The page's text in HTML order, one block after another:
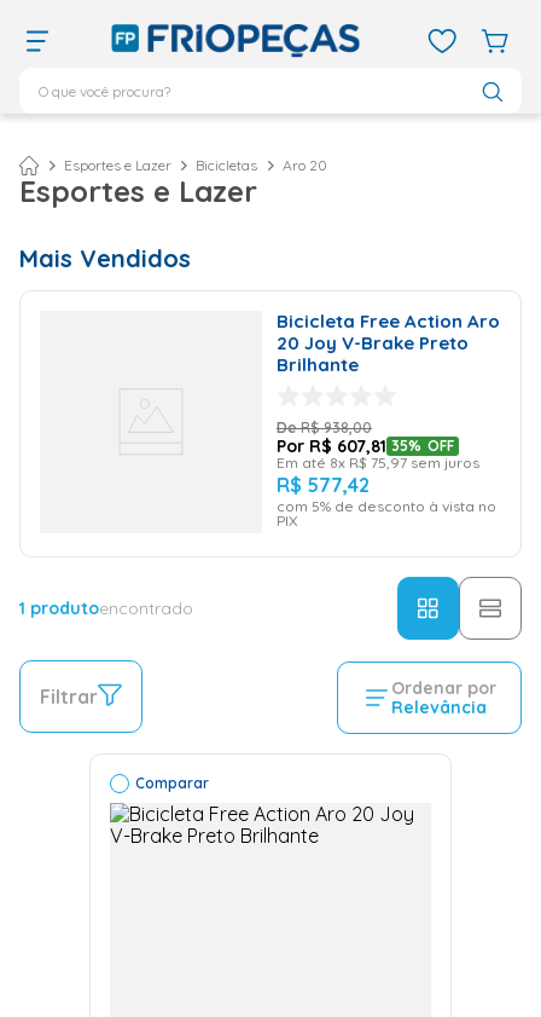
Esportes e Lazer Bicicletas Aro 20
Esportes e Lazer
Mais Vendidos
Bicicleta Free Action Aro
20 Joy V-Brake Preto
Brilhante
R$ 938,00
R$ 607,81 35% OFF
Em até 8x R$ 75,97 sem juros
R$ 577,42
com 5% de desconto à vista no
PIX
1 produtoencontrado
Filtrar
Ordenar por
Relevância
Comparar
2 º ar condicionado 9000
4º ar condicionado 18000
midea